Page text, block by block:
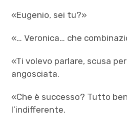
«Eugenio, sei tu?»
«… Veronica… che
«Ti volevo parlare, scusa
angosciata.
«Che è successo? Tutto
l’indifferente.